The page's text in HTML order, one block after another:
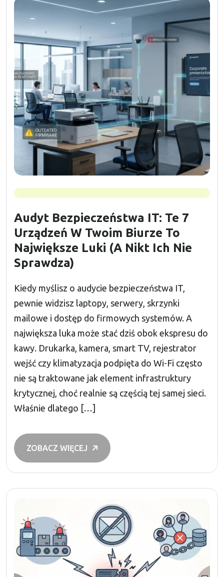
Audyt Bezpieczeństwa IT: Te 7
Urządzeń W Twoim Biurze To
Największe Luki (a Nikt Ich Nie
Sprawdza)
Kiedy myślisz o audycie bezpieczeństwa IT,
pewnie widzisz laptopy, serwery, skrzynki
mailowe i dostęp do firmowych systemów. A
największa luka może stać dziś obok ekspresu do
kawy. Drukarka, kamera, smart TV, rejestrator
wejść czy klimatyzacja podpięta do Wi-Fi często
nie są traktowane jak element infrastruktury
krytycznej, choć realnie są częścią tej samej sieci.
Właśnie dlatego […]
ZOBACZ WIĘCEJ